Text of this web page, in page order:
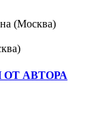
(Москва)
АВТОРА